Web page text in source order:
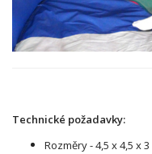
Technické požadavky:
Rozměry - 4,5 x 4,5 x 3